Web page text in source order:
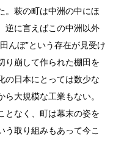
。萩の町は中洲の中にほ
逆に言えばこの中洲以外
んぼ”という存在が見受け
り崩して作られた棚田を
の日本にとっては数少な
大規模な工業もない。
となく、町は幕末の姿を
う取り組みもあって今こ